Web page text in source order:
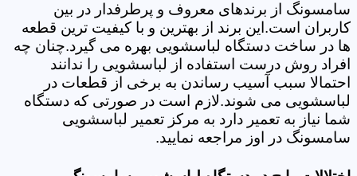
سامسونگ از برندهای معروف و پرطرفدار در بین
کاربران است.این برند از بهترین و با کیفیت ترین قطعه
ها در ساخت دستگاه لباسشویی بهره می گیرد.چنان چه
افراد روش درست استفاده از لباسشویی را ندانند
احتمالا سبب آسیب رساندن به برخی از قطعات در
لباسشویی می شوند.لازم است در صورتی که دستگاه
شما نیاز به تعمیر دارد به مرکز تعمیر لباسشویی
سامسونگ در اوز مراجعه نمایید.